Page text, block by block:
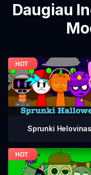
Daugiau
Sprunki Helovinas